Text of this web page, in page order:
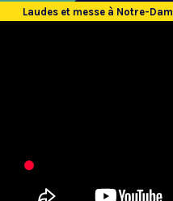
Laudes et messe à Notre-